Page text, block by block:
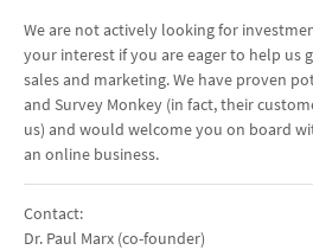
We are not actively looking for
your interest if you are eager to help us
sales and marketing. We have proven
and Survey Monkey (in fact, their
us) and would welcome you on board
an online business.
Contact:
Dr. Paul Marx (co-founder)